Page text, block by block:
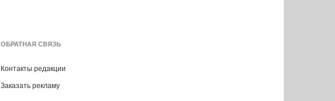
ОБРАТНАЯ СВЯЗЬ
Контакты редакции
Заказать рекламу